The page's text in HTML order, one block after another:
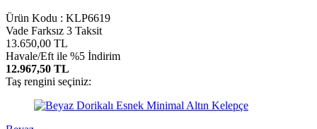
Ürün Kodu : KLP6619
Vade Farksız 3 Taksit
13.650,00 TL
Havale/Eft ile %5 İndirim
12.967,50 TL
Taş rengini seçiniz: